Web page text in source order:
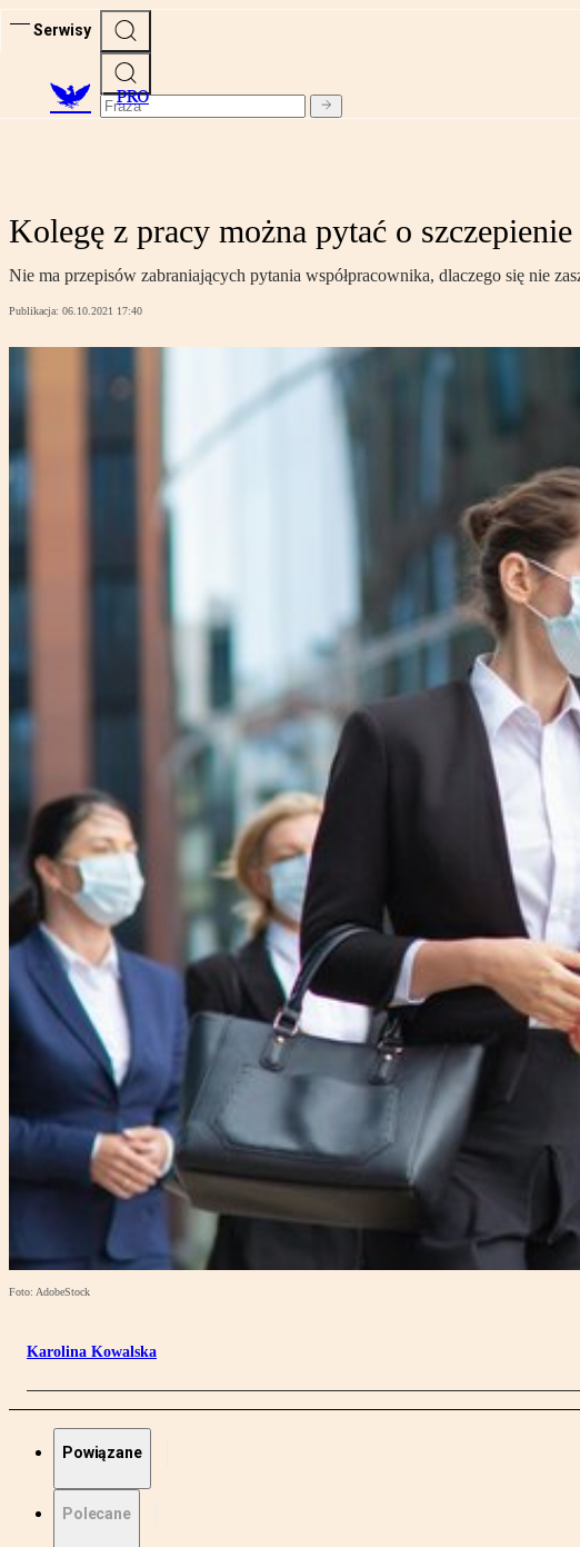
Serwisy
PRO
Kolegę z pracy można pytać o szczepienie
Nie ma przepisów zabraniających pytania współpracownika, dlaczego się nie
Publikacja: 06.10.2021 17:40
Foto: AdobeStock
Karolina Kowalska
Powiązane
Polecane